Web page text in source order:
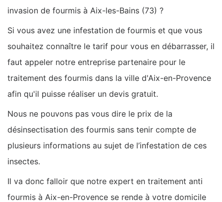
invasion de fourmis à Aix-les-Bains (73) ?
Si vous avez une infestation de fourmis et que vous
souhaitez connaître le tarif pour vous en débarrasser, il
faut appeler notre entreprise partenaire pour le
traitement des fourmis dans la ville d'Aix-en-Provence
afin qu'il puisse réaliser un devis gratuit.
Nous ne pouvons pas vous dire le prix de la
désinsectisation des fourmis sans tenir compte de
plusieurs informations au sujet de l’infestation de ces
insectes.
Il va donc falloir que notre expert en traitement anti
fourmis à Aix-en-Provence se rende à votre domicile